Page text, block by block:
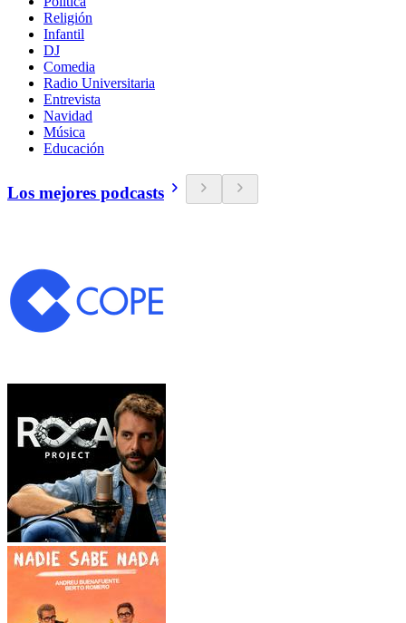
Religión
Infantil
DJ
Comedia
Radio Universitaria
Entrevista
Navidad
Música
Educación
Los mejores podcasts